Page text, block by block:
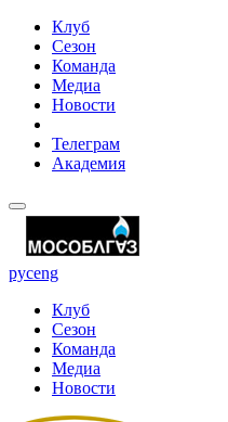
Клуб
Сезон
Команда
Медиа
Новости
Телеграм
Академия
русeng
Клуб
Сезон
Команда
Медиа
Новости